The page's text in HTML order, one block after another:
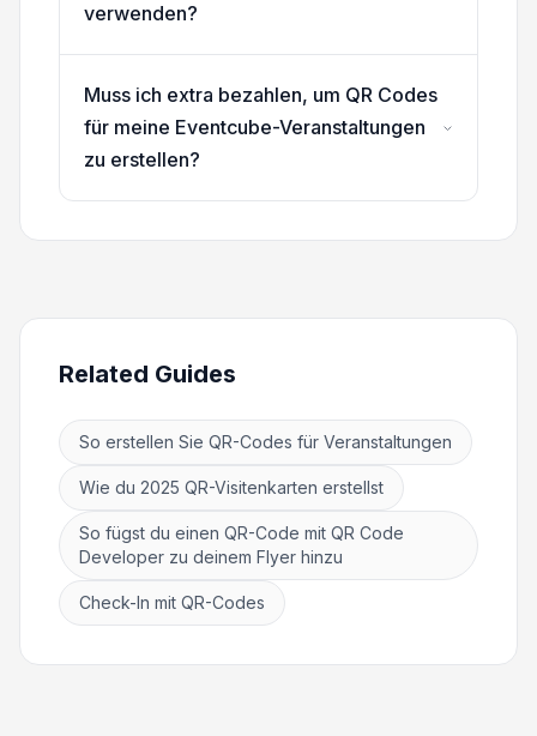
verwenden?
Muss ich extra bezahlen, um QR Codes
für meine Eventcube-Veranstaltungen
zu erstellen?
Related Guides
So erstellen Sie QR-Codes für Veranstaltungen
Wie du 2025 QR-Visitenkarten erstellst
So fügst du einen QR-Code mit QR Code
Developer zu deinem Flyer hinzu
Check-In mit QR-Codes